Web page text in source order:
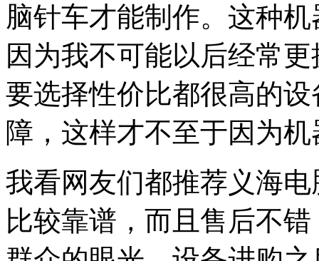
脑针车才能制作。这种
因为我不可能以后经常
要选择性价比都很高的
障，这样才不至于因为
我看网友们都推荐义海
比较靠谱，而且售后不